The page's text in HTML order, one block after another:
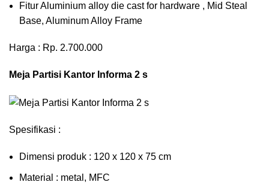
Fitur Aluminium alloy die cast for hardware , Mid Steal
Base, Aluminum Alloy Frame
Harga : Rp. 2.700.000
Meja Partisi Kantor Informa 2 s
Spesifikasi :
Dimensi produk : 120 x 120 x 75 сm
Mаtеrіаl : metal, MFC